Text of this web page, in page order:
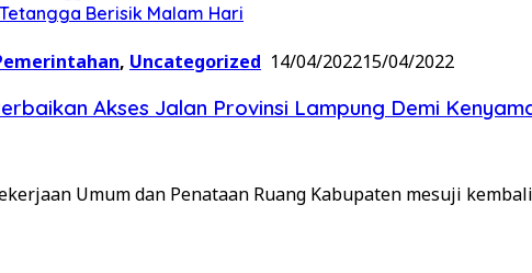
Berisik Malam Hari
, Uncategorized 14/04/202215/04/2022
Akses Jalan Provinsi Lampung Demi
Umum dan Penataan Ruang Kabupaten mesuji